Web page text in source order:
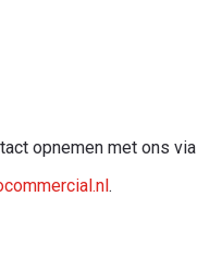
opnemen met ons via
.